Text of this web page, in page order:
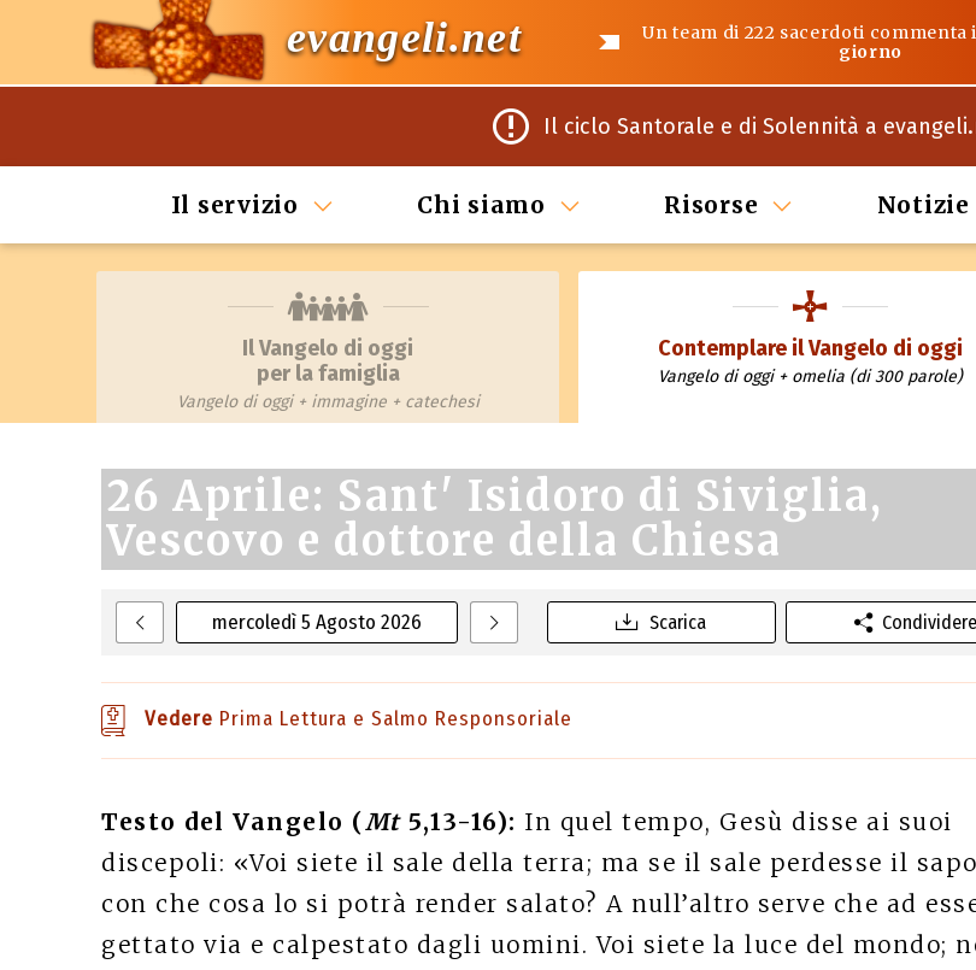
evangeli.net Un team di 222 sacerdoti
giorno
Il ciclo Santorale e di Solennità a
Il servizio Chi siamo Risorse Notizie
Il Vangelo di oggi
per la famiglia
Vangelo di oggi + immagine + catechesi
Contemplare il Vangelo di oggi
Vangelo di oggi + omelia (di 300 parole)
mercoledì 5 Agosto 2026
26 Aprile: Sant' Isidoro di Siviglia,
Vescovo e dottore della Chiesa
Scarica Condividere
Vedere Prima Lettura e Salmo Responsoriale
Testo del Vangelo (Mt5,13-16): In quel tempo, Gesù disse ai suoi
discepoli: «Voi siete il sale della terra; ma se il sale perdesse il
con che cosa lo si potrà render salato? A null’altro serve che ad
gettato via e calpestato dagli uomini. Voi siete la luce del mondo;